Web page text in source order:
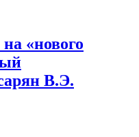
«нового
В.Э.